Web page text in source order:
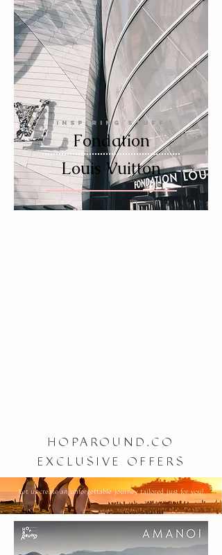
INSPIRING STUFF
Fondation
Louis Vuitton
HOPAROUND.CO
EXCLUSIVE OFFERS
Let us create an unforgettable journey tailored just for you!